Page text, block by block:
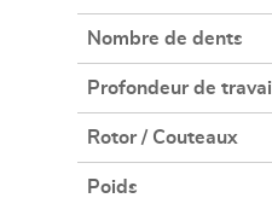
Nombre de dents
Profondeur de travail
Rotor / Couteaux
Poids